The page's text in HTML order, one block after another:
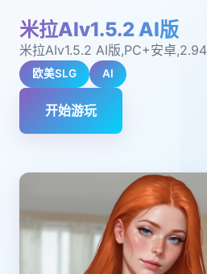
米拉AIv1.5.2 AI版
米拉AIv1.5.2 AI版,PC+安卓
欧美SLG AI
开始游玩